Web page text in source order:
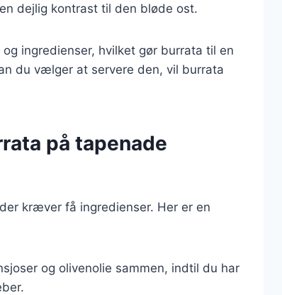
dejlig kontrast til den bløde ost.
ingredienser, hvilket gør burrata til en
du vælger at servere den, vil burrata
på tapenade
kræver få ingredienser. Her er en
og olivenolie sammen, indtil du har